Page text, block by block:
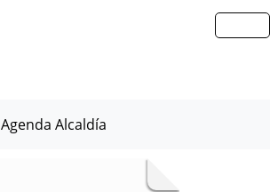
Agenda Alcaldía